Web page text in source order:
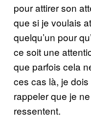
pour attirer son
que si je voulais
quelqu’un pour
ce soit une
que parfois cela
ces cas là, je dois
rappeler que je
ressentent.